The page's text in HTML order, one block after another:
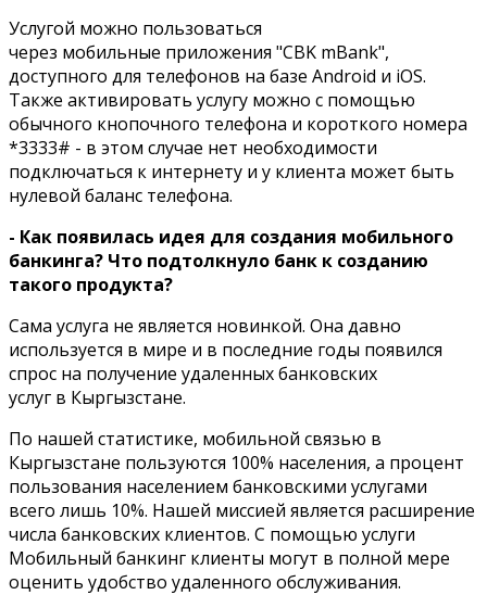
Услугой можно пользоваться
через мобильные приложения "CBK mBank",
доступного для телефонов на базе Android и iOS.
Также активировать услугу можно с помощью
обычного кнопочного телефона и короткого номера
*3333# - в этом случае нет необходимости
подключаться к интернету и у клиента может быть
нулевой баланс телефона.
- Как появилась идея для создания мобильного
банкинга? Что подтолкнуло банк к созданию
такого продукта?
Сама услуга не является новинкой. Она давно
используется в мире и в последние годы появился
спрос на получение удаленных банковских
услуг в Кыргызстане.
По нашей статистике, мобильной связью в
Кыргызстане пользуются 100% населения, а процент
пользования населением банковскими услугами
всего лишь 10%. Нашей миссией является расширение
числа банковских клиентов. С помощью услуги
Мобильный банкинг клиенты могут в полной мере
оценить удобство удаленного обслуживания.